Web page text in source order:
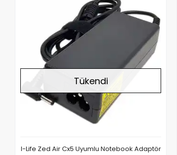
Tükendi
I-Life Zed Air Cx5 Uyumlu Notebook Adaptör